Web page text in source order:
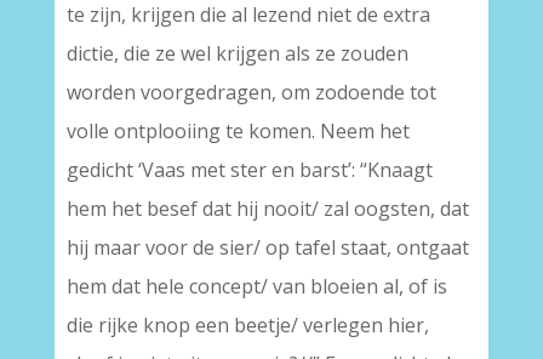
te zijn, krijgen die al lezend niet de extra
dictie, die ze wel krijgen als ze zouden
worden voorgedragen, om zodoende tot
volle ontplooiing te komen. Neem het
gedicht ‘Vaas met ster en barst’: “Knaagt
hem het besef dat hij nooit/ zal oogsten, dat
hij maar voor de sier/ op tafel staat, ontgaat
hem dat hele concept/ van bloeien al, of is
die rijke knop een beetje/ verlegen hier,